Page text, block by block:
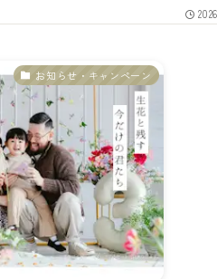
お知らせ・キャンペーン